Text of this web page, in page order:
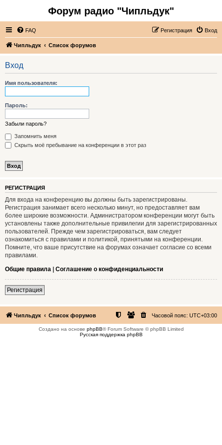
Форум радио "Чипльдук"
FAQ Вход
Регистрация
Чипльдук Список форумов
Вход
Имя пользователя:
Пароль:
Забыли пароль?
Запомнить меня
Скрыть моё пребывание на конференции в этот раз
РЕГИСТРАЦИЯ
Для входа на конференцию вы должны быть зарегистрированы.
Регистрация занимает всего несколько минут, но предоставляет вам
более широкие возможности. Администратором конференции могут быть
установлены также дополнительные привилегии для зарегистрированных
пользователей. Прежде чем зарегистрироваться, вам следует
ознакомиться с правилами и политикой, принятыми на конференции.
Помните, что ваше присутствие на форумах означает согласие со всеми
правилами.
Общие правила | Соглашение о конфиденциальности
Регистрация
Чипльдук Список форумов Часовой пояс: UTC+03:00
Создано на основе phpBB® Forum Software © phpBB Limited
Русская поддержка phpBB